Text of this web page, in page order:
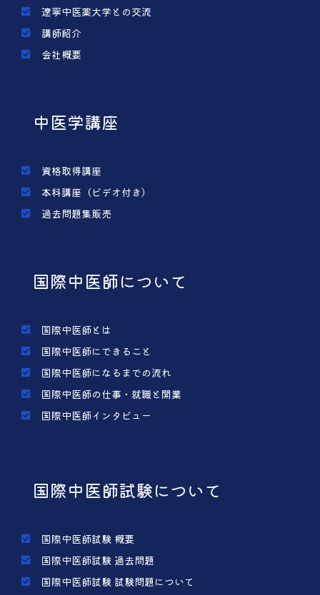
遼寧中医薬大学との交流
講師紹介
会社概要
中医学講座
資格取得講座
本科講座（ビデオ付き）
過去問題集販売
国際中医師について
国際中医師とは
国際中医師にできること
国際中医師になるまでの流れ
国際中医師の仕事・就職と開業
国際中医師インタビュー
国際中医師試験について
国際中医師試験 概要
国際中医師試験 過去問題
国際中医師試験 試験問題について